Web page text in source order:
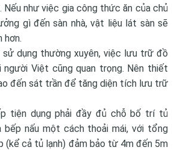
Nếu như việc gia công thức ăn của chủ
gì đến sàn nhà, vật liệu lát sàn sẽ
hơn.
sử dụng thường xuyên, việc lưu trữ đồ
người Việt cũng quan trọng. Nên thiết
đến sát trần để tăng diện tích lưu trữ
tiện dụng phải đầy đủ chỗ bố trí tủ
bếp nấu một cách thoải mái, với tổng
(kể cả tủ lạnh) đảm bảo từ 4m đến 5m